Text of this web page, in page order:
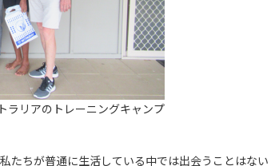
ラリアのトレーニングキャンプ
たちが普通に生活している中では出会うことはない